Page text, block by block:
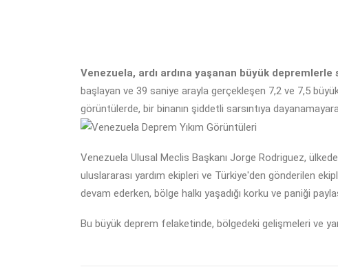
Venezuela, ardı ardına yaşanan büyük
başlayan ve 39 saniye arayla gerçekleşen 7,2 ve 7,5
görüntülerde, bir binanın şiddetli sarsıntıya
Venezuela Ulusal Meclis Başkanı Jorge Rodriguez,
uluslararası yardım ekipleri ve Türkiye'den gönderilen
devam ederken, bölge halkı yaşadığı korku ve paniği
Bu büyük deprem felaketinde, bölgedeki gelişmeleri ve